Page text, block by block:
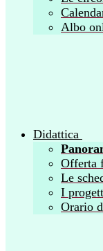
Albo
Didattica
Offerta
Le
I
Orario